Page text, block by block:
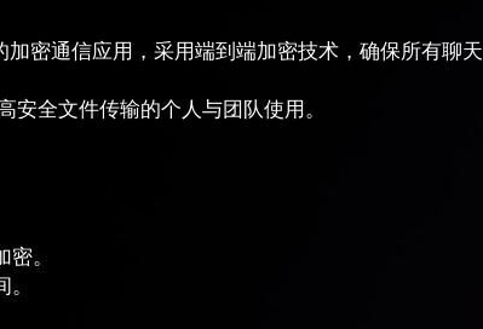
密通信应用，采用端到端加密技术，确保所有聊天
安全文件传输的个人与团队使用。
。